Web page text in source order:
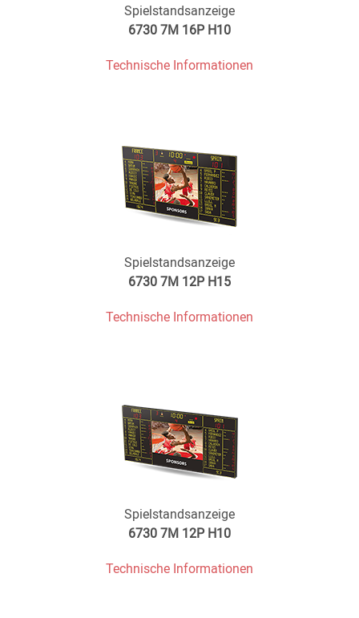
Spielstandsanzeige
6730 7M 16P H10
Technische Informationen
Spielstandsanzeige
6730 7M 12P H15
Technische Informationen
Spielstandsanzeige
6730 7M 12P H10
Technische Informationen